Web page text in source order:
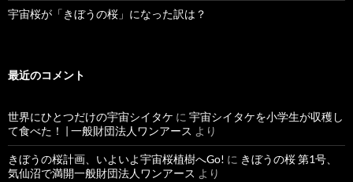
宇宙桜が「きぼうの桜」になった訳は？
最近のコメント
世界にひとつだけの宇宙シイタケ に 宇宙シイタケを小学生が収穫し
て食べた！ | 一般財団法人ワンアース より
きぼうの桜計画、いよいよ宇宙桜植樹へGo! に きぼうの桜 第1号、
気仙沼で満開一般財団法人ワンアース より